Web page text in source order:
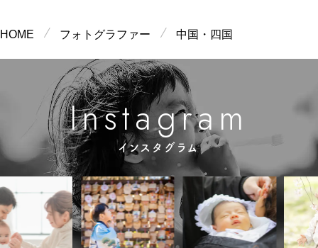
HOME フォトグラファー 中国・四国
Instagram
インスタグラム